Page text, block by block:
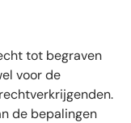
tot begraven
voor de
de bepalingen